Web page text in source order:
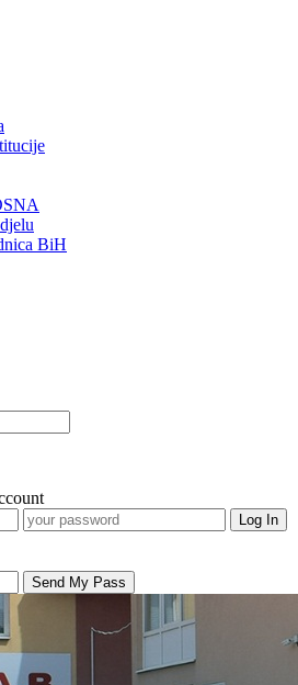
BiH